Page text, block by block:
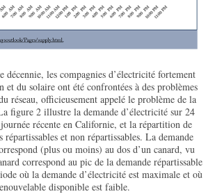
décennie, les compagnies d’électricité fortement
et du solaire ont été confrontées à des problèmes
réseau, officieusement appelé le problème de la
figure 2 illustre la demande d’électricité sur 24
journée récente en Californie, et la répartition de
répartissables et non répartissables. La demande
(plus ou moins) au dos d’un canard, vu
correspond au pic de la demande répartissable
où la demande d’électricité est maximale et où
disponible est faible.